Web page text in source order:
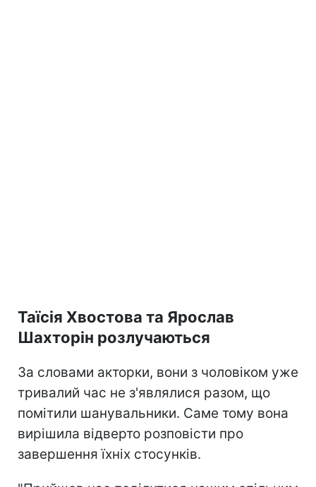
Таїсія Хвостова та Ярослав
Шахторін розлучаються
За словами акторки, вони з чоловіком уже
тривалий час не з'являлися разом, що
помітили шанувальники. Саме тому вона
вирішила відверто розповісти про
завершення їхніх стосунків.